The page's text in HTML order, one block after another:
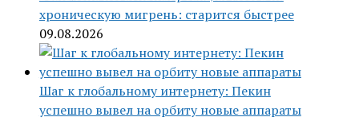
хроническую мигрень: старится быстрее
09.08.2026
Шаг к глобальному интернету: Пекин
успешно вывел на орбиту новые аппараты